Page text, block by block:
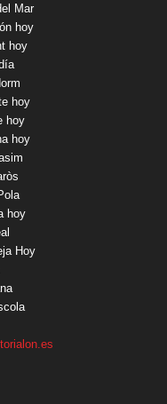
Mar
hoy
hoy
hoy
hoy
hoy
hoy
Hoy